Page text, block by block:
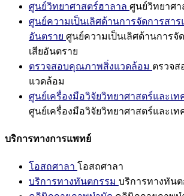
ศูนย์วิทยาศาสตร์ฮาลาล ศูนย์วิทยาศา
ศูนย์ความเป็นเลิศด้านการจัดการสาร
อันตราย ศูนย์ความเป็นเลิศด้านการจั
เสียอันตราย
ตรวจสอบคุณภาพสิ่งแวดล้อม ตรวจ
แวดล้อม
ศูนย์เครื่องมือวิจัยวิทยาศาสตร์และเท
ศูนย์เครื่องมือวิจัยวิทยาศาสตร์และเท
บริการทางการแพทย์
โอสถศาลา โอสถศาลา
บริการทางทันตกรรม บริการทางทันต